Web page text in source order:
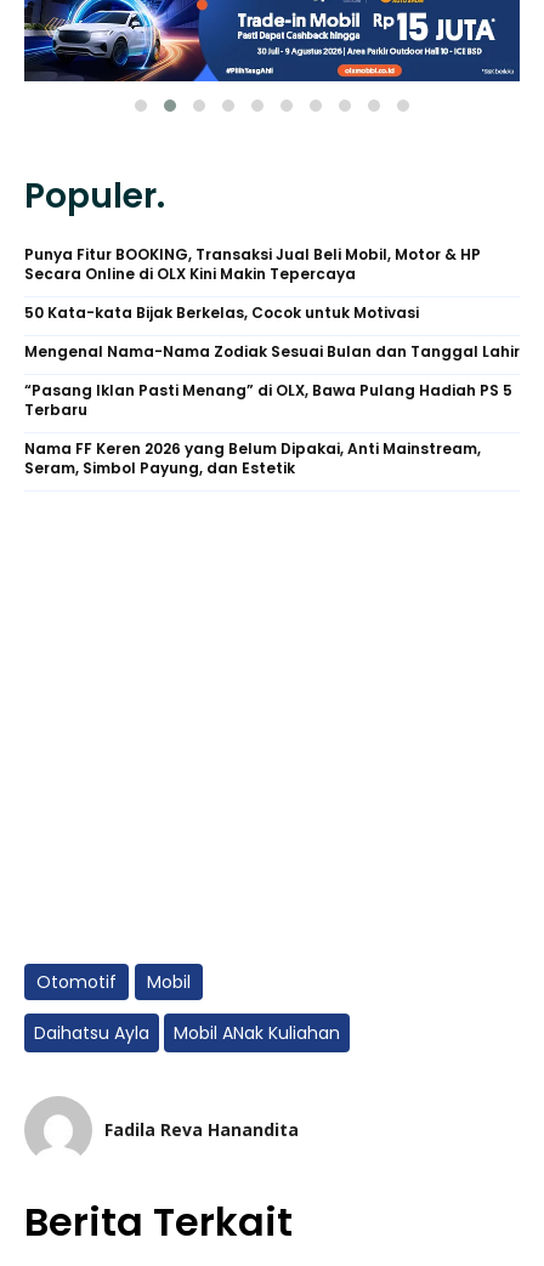
Populer.
Punya Fitur BOOKING, Transaksi Jual Beli Mobil, Motor & HP
Secara Online di OLX Kini Makin Tepercaya
50 Kata-kata Bijak Berkelas, Cocok untuk Motivasi
Mengenal Nama-Nama Zodiak Sesuai Bulan dan Tanggal Lahir
“Pasang Iklan Pasti Menang” di OLX, Bawa Pulang Hadiah PS 5
Terbaru
Nama FF Keren 2026 yang Belum Dipakai, Anti Mainstream,
Seram, Simbol Payung, dan Estetik
Otomotif Mobil
Daihatsu Ayla Mobil ANak Kuliahan
Fadila Reva Hanandita
Berita Terkait